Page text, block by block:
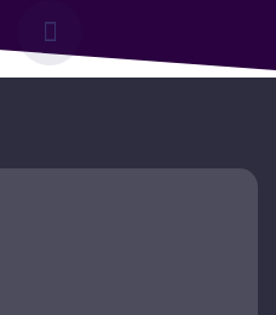
tkanin